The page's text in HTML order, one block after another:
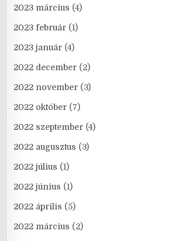
2023 március (4)
2023 február (1)
2023 január (4)
2022 december (2)
2022 november (3)
2022 október (7)
2022 szeptember (4)
2022 augusztus (3)
2022 július (1)
2022 június (1)
2022 április (5)
2022 március (2)